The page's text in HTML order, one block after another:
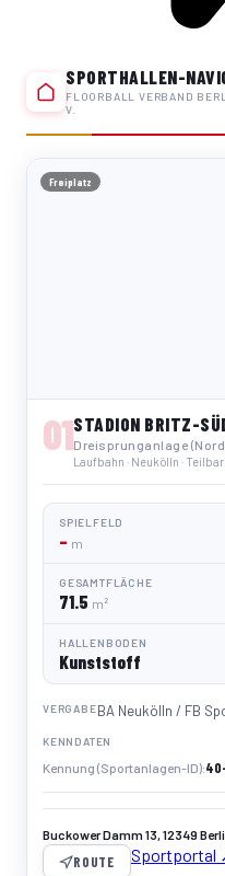
SPORTHALLEN-
FLOORBALL VERBAND
V.
Freiplatz
01STADION BRITZ-
Dreisprunganlage
Laufbahn · Neukölln ·
SPIELFELD
– m
GESAMTFLÄCHE
71.5 m²
HALLENBODEN
Kunststoff
VERGABEBA Neukölln / FB
KENNDATEN
Kennung (Sportanlagen-ID)
Buckower Damm 13, 12349
ROUTE Sportportal